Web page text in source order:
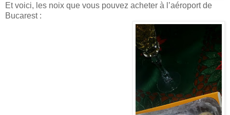
Et voici, les noix que vous pouvez acheter à l’aéroport de
Bucarest :